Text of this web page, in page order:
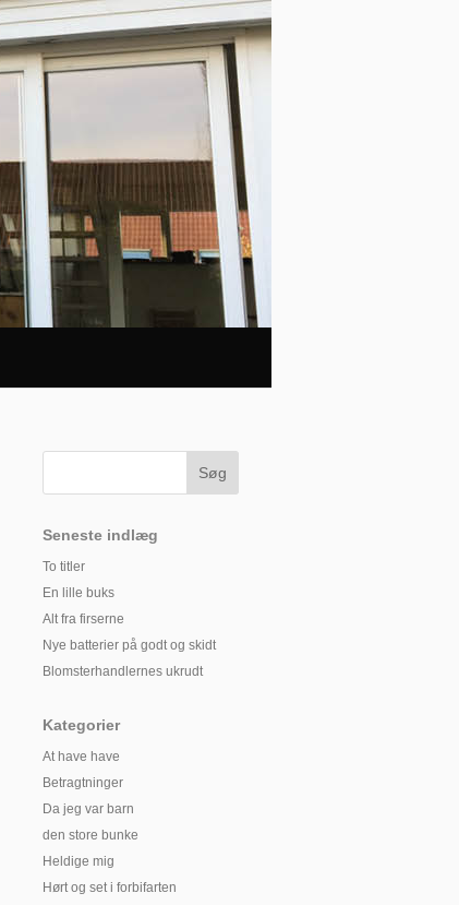
Seneste indlæg
To titler
En lille buks
Alt fra firserne
Nye batterier på godt og skidt
Blomsterhandlernes ukrudt
Kategorier
At have have
Betragtninger
Da jeg var barn
den store bunke
Heldige mig
Hørt og set i forbifarten